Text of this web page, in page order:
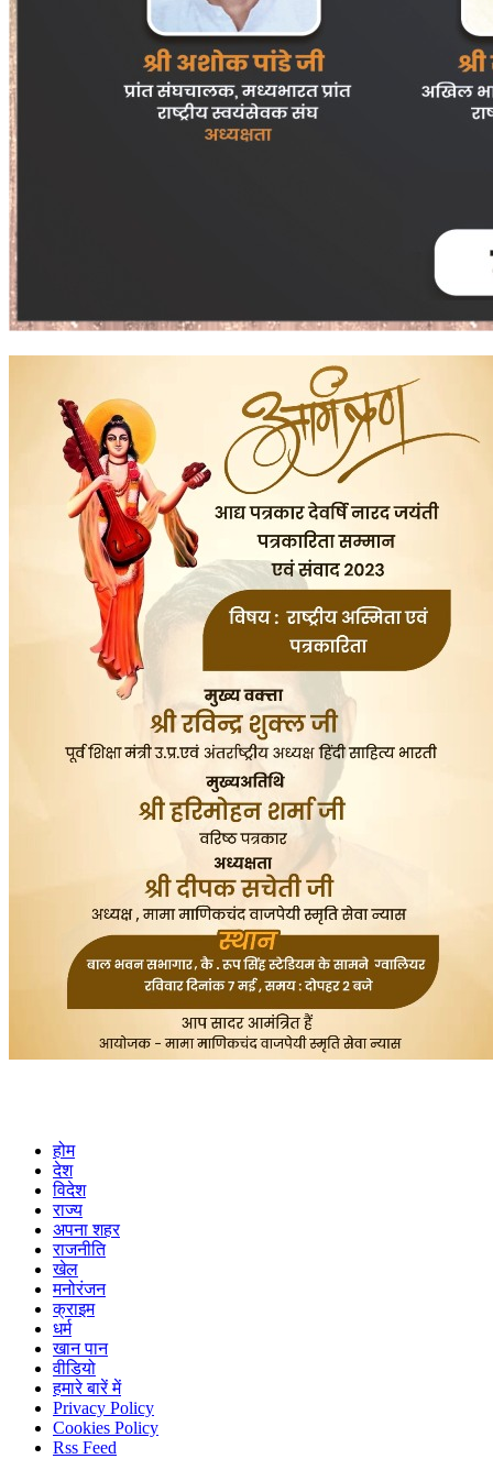
होम
देश
विदेश
राज्य
अपना शहर
राजनीति
खेल
मनोरंजन
क्राइम
धर्म
खान पान
वीडियो
हमारे बारें में
Privacy Policy
Cookies Policy
Rss Feed